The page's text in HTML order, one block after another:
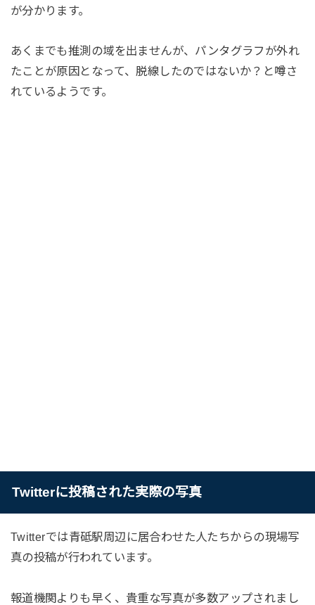
が分かります。
あくまでも推測の域を出ませんが、パンタグラフが外れ
たことが原因となって、脱線したのではないか？と噂さ
れているようです。
Twitterに投稿された実際の写真
Twitterでは青砥駅周辺に居合わせた人たちからの現場写
真の投稿が行われています。
報道機関よりも早く、貴重な写真が多数アップされまし